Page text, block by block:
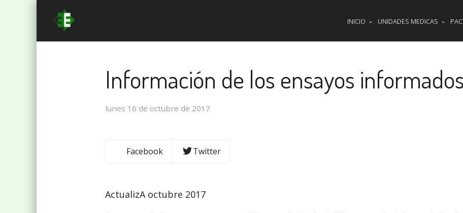
INICIO UNIDADES MEDICAS
Información de los ensayos
lunes 16 de octubre de 2017
Facebook Twitter
ActualizA octubre 2017